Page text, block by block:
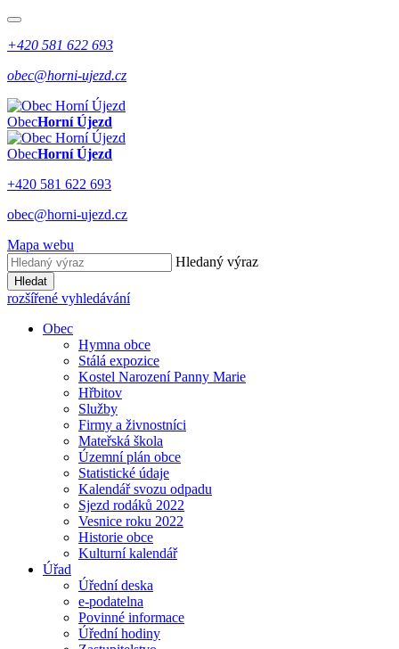
+420 581 622 693
obec@horni-ujezd.cz
ObecHorní Újezd
ObecHorní Újezd
+420 581 622 693
obec@horni-ujezd.cz
Mapa webu
Hledaný výraz
Hledat
rozšířené vyhledávání
Obec
Hymna obce
Stálá expozice
Kostel Narození Panny Marie
Hřbitov
Služby
Firmy a živnostníci
Mateřská škola
Územní plán obce
Statistické údaje
Kalendář svozu odpadu
Sjezd rodáků 2022
Vesnice roku 2022
Historie obce
Kulturní kalendář
Úřad
Úřední deska
e-podatelna
Povinné informace
Úřední hodiny